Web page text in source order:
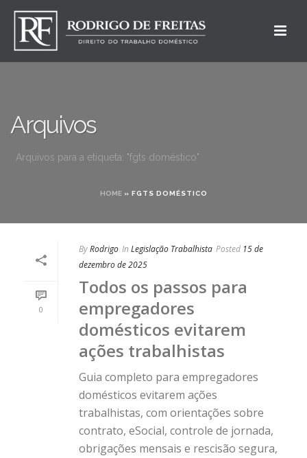
Arquivos
Arquivos para a etiqueta: "fgts doméstico"
HOME» FGTS DOMÉSTICO
0
ByRodrigo In Legislação Trabalhista Posted 15 de
dezembro de 2025
Todos os passos para
empregadores
domésticos evitarem
ações trabalhistas
Guia completo para empregadores
domésticos evitarem ações
trabalhistas, com orientações sobre
contrato, eSocial, controle de jornada,
obrigações mensais e rescisão segura,